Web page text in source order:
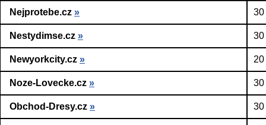
Nejprotebe.cz » 30
Nestydimse.cz » 30
Newyorkcity.cz »
Noze-Lovecke.cz » 30
Obchod-Dresy.cz » 30